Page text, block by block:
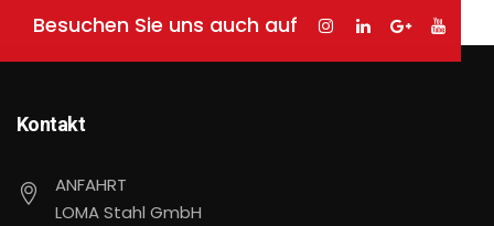
Besuchen Sie uns auch auf
Kontakt
ANFAHRT
LOMA Stahl GmbH